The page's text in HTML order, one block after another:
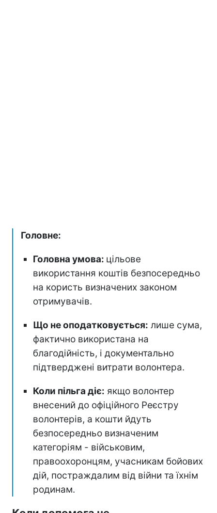
Головне:
Головна умова: цільове
використання коштів безпосередньо
на користь визначених законом
отримувачів.
Що не оподатковується: лише сума,
фактично використана на
благодійність, і документально
підтверджені витрати волонтера.
Коли пільга діє: якщо волонтер
внесений до офіційного Реєстру
волонтерів, а кошти йдуть
безпосередньо визначеним
категоріям - військовим,
правоохоронцям, учасникам бойових
дій, постраждалим від війни та їхнім
родинам.